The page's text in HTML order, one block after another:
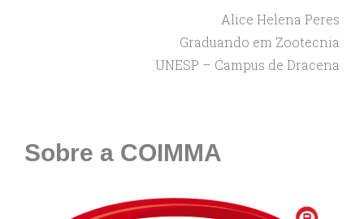
Alice Helena Peres
Graduando em Zootecnia
UNESP – Campus de Dracena
Sobre a COIMMA